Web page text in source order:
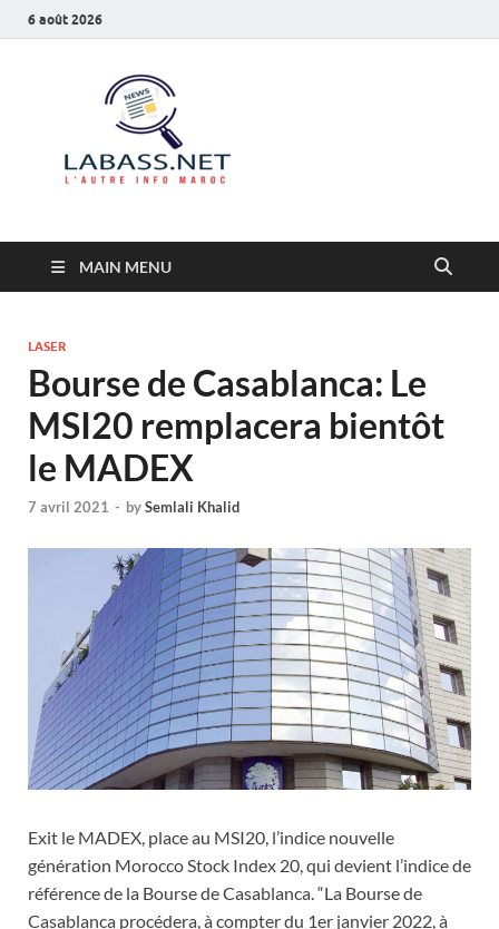
6 août 2026
MAIN MENU
LASER
Bourse de Casablanca: Le
MSI20 remplacera bientôt
le MADEX
7 avril 2021 - bySemlali Khalid
Exit le MADEX, place au MSI20, l’indice nouvelle
génération Morocco Stock Index 20, qui devient l’indice de
référence de la Bourse de Casablanca. “La Bourse de
Casablanca procédera, à compter du 1er janvier 2022, à